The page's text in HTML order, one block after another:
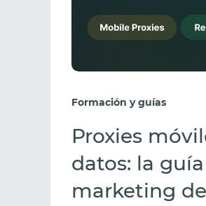
Formación y guías
Proxies
datos: la
marketing